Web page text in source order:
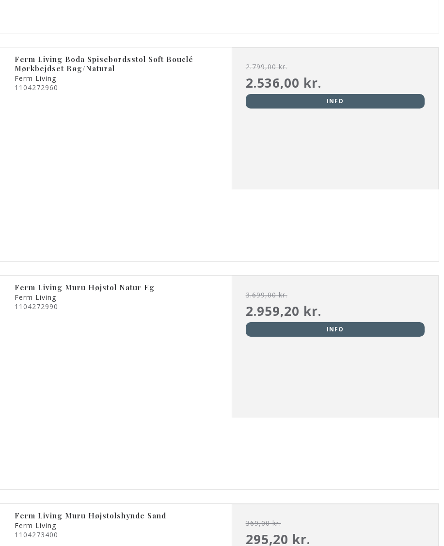
Ferm Living Boda Spisebordsstol Soft Bouclé
Mørkbejdset Bøg/Natural
Ferm Living
1104272960
2.799,00 kr.
2.536,00 kr.
INFO
Ferm Living Muru Højstol Natur Eg
Ferm Living
1104272990
3.699,00 kr.
2.959,20 kr.
INFO
Ferm Living Muru Højstolshynde Sand
Ferm Living
1104273400
369,00 kr.
295,20 kr.